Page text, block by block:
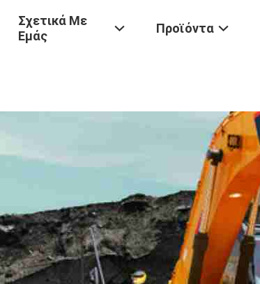
Σχετικά Με
Εμάς
Προϊόντα